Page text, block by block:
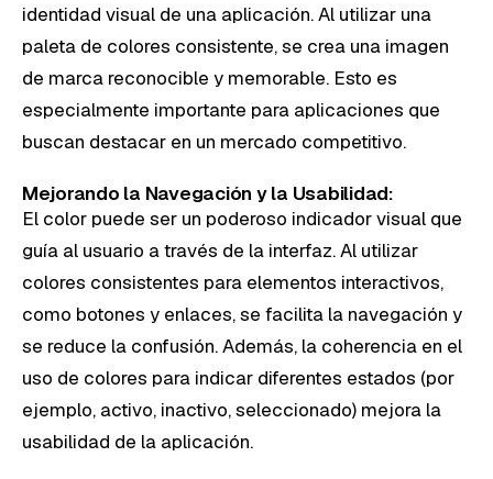
identidad visual de una aplicación. Al utilizar una
paleta de colores consistente, se crea una imagen
de marca reconocible y memorable. Esto es
especialmente importante para aplicaciones que
buscan destacar en un mercado competitivo.
Mejorando la Navegación y la Usabilidad:
El color puede ser un poderoso indicador visual que
guía al usuario a través de la interfaz. Al utilizar
colores consistentes para elementos interactivos,
como botones y enlaces, se facilita la navegación y
se reduce la confusión. Además, la coherencia en el
uso de colores para indicar diferentes estados (por
ejemplo, activo, inactivo, seleccionado) mejora la
usabilidad de la aplicación.